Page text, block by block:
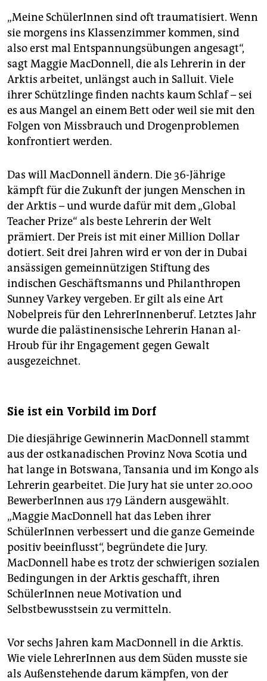
„Meine SchülerInnen sind oft traumatisiert. Wenn
sie morgens ins Klassenzimmer kommen, sind
also erst mal Entspannungsübungen angesagt“,
sagt Maggie MacDonnell, die als Lehrerin in der
Arktis arbeitet, unlängst auch in Salluit. Viele
ihrer Schützlinge finden nachts kaum Schlaf – sei
es aus Mangel an einem Bett oder weil sie mit den
Folgen von Missbrauch und Drogenproblemen
konfrontiert werden.
Das will MacDonnell ändern. Die 36-Jährige
kämpft für die Zukunft der jungen Menschen in
der Arktis – und wurde dafür mit dem „Global
Teacher Prize“ als beste Lehrerin der Welt
prämiert. Der Preis ist mit einer Million Dollar
dotiert. Seit drei Jahren wird er von der in Dubai
ansässigen gemeinnützigen Stiftung des
indischen Geschäftsmanns und Philanthropen
Sunney Varkey vergeben. Er gilt als eine Art
Nobelpreis für den LehrerInnenberuf. Letztes Jahr
wurde die palästinensische Lehrerin Hanan al-
Hroub für ihr Engagement gegen Gewalt
ausgezeichnet.
Sie ist ein Vorbild im Dorf
Die diesjährige Gewinnerin MacDonnell stammt
aus der ostkanadischen Provinz Nova Scotia und
hat lange in Botswana, Tansania und im Kongo als
Lehrerin gearbeitet. Die Jury hat sie unter 20.000
BewerberInnen aus 179 Ländern ausgewählt.
„Maggie MacDonnell hat das Leben ihrer
SchülerInnen verbessert und die ganze Gemeinde
positiv beeinflusst“, begründete die Jury.
MacDonnell habe es trotz der schwierigen sozialen
Bedingungen in der Arktis geschafft, ihren
SchülerInnen neue Motivation und
Selbstbewusstsein zu vermitteln.
Vor sechs Jahren kam MacDonnell in die Arktis.
Wie viele LehrerInnen aus dem Süden musste sie
als Außenstehende darum kämpfen, von der